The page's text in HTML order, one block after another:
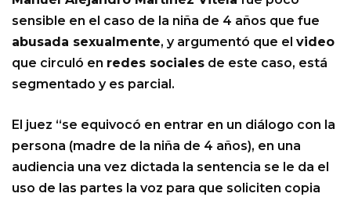
sensible en el caso de la niña de 4 años que fue
abusada sexualmente, y argumentó que el video
que circuló en redes sociales de este caso, está
segmentado y es parcial.
El juez “se equivocó en entrar en un diálogo con la
persona (madre de la niña de 4 años), en una
audiencia una vez dictada la sentencia se le da el
uso de las partes la voz para que soliciten copia